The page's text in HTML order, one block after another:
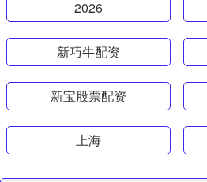
2026
新巧牛配资
新宝股票配资
上海